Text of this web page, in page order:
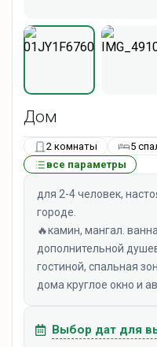
Дом
2 комнаты 5
все параметры
для 2-4 человек,
городе.
🔥камин, мангал.
дополнительной
гостиной, спальная
дома круглое окно и
Выбор дат для